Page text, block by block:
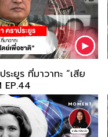
ะยูร ที่มาวาทะ “เสีย
” TMM EP.44